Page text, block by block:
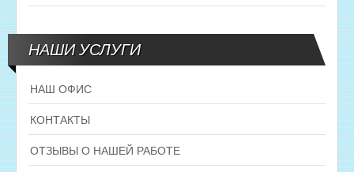
НАШИ УСЛУГИ
НАШ ОФИС
КОНТАКТЫ
ОТЗЫВЫ О НАШЕЙ РАБОТЕ